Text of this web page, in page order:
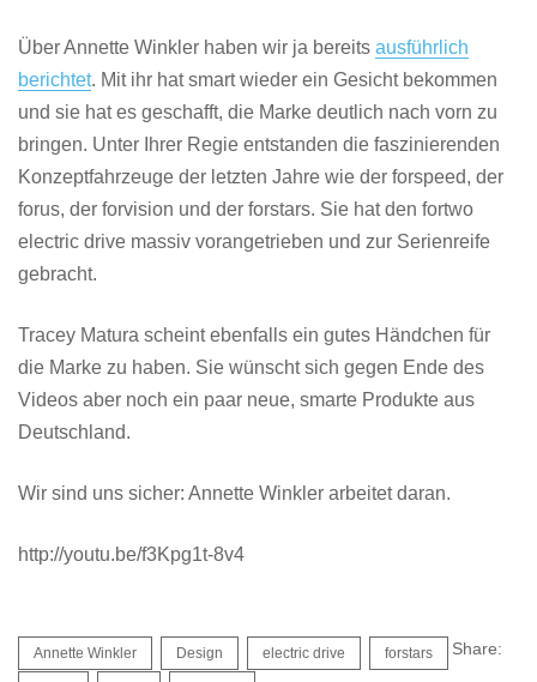
Über Annette Winkler haben wir ja bereits ausführlich
berichtet. Mit ihr hat smart wieder ein Gesicht bekommen
und sie hat es geschafft, die Marke deutlich nach vorn zu
bringen. Unter Ihrer Regie entstanden die faszinierenden
Konzeptfahrzeuge der letzten Jahre wie der forspeed, der
forus, der forvision und der forstars. Sie hat den fortwo
electric drive massiv vorangetrieben und zur Serienreife
gebracht.
Tracey Matura scheint ebenfalls ein gutes Händchen für
die Marke zu haben. Sie wünscht sich gegen Ende des
Videos aber noch ein paar neue, smarte Produkte aus
Deutschland.
Wir sind uns sicher: Annette Winkler arbeitet daran.
http://youtu.be/f3Kpg1t-8v4
Annette Winkler Design electric drive forstars Share: